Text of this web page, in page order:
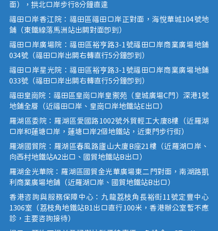
面），拱北口岸步行8分鐘直達
福田口岸香江院：福田區福田口岸正對面，海悅華城104號地
鋪（東鐵線落馬洲站出關對面即到）
福田口岸廣場院：福田區裕亨路3-1號福田口岸商業廣場地鋪
034號（福田口岸出關右轉直行5分鐘即到）
福田口岸星光院：福田區裕亨路3-1號福田口岸商業廣場地鋪
033號（福田口岸出關右轉直行5分鐘即到）
福田皇崗院：福田區皇崗口岸皇禦苑（皇城廣場C門）深港1號
地鋪全層（近福田口岸、皇崗口岸地鐵站E出口）
羅湖區委院：羅湖區愛國路1002號外貿輕工大廈8樓（近羅湖
口岸和蓮塘口岸，蓮塘口岸2個地鐵站，近東門步行街）
羅湖國貿院：羅湖區春風路廬山大廈B座21樓（近羅湖口岸、
向西村地鐵站A2出口、國貿地鐵站B出口）
羅湖金光華院：羅湖區國貿金光華廣場東二門對面，南湖路凱
利商業廣場地鋪（近羅湖口岸、國貿地鐵站B出口）
香港咨詢與服務保障中心：九龍荔枝角長裕街11號定豐中心
1306室（荔枝角地鐵站B1出口直行100米，香港辦公室暫不應
診，主要咨詢接待）